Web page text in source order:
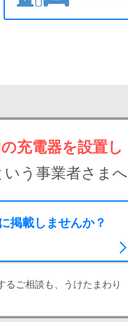
充電器を設置し
いう事業者さまへ
掲載しませんか？
るご相談も、うけたまわり